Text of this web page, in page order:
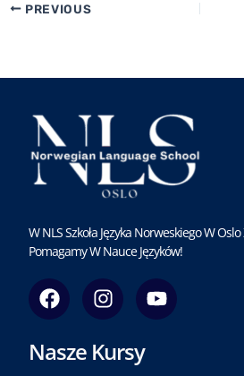
PREVIOUS
W NLS Szkoła Języka Norweskiego W Oslo
Pomagamy W Nauce Języków!
F
a
c
e
I
n
s
t
Y
o
u
Nasze Kursy